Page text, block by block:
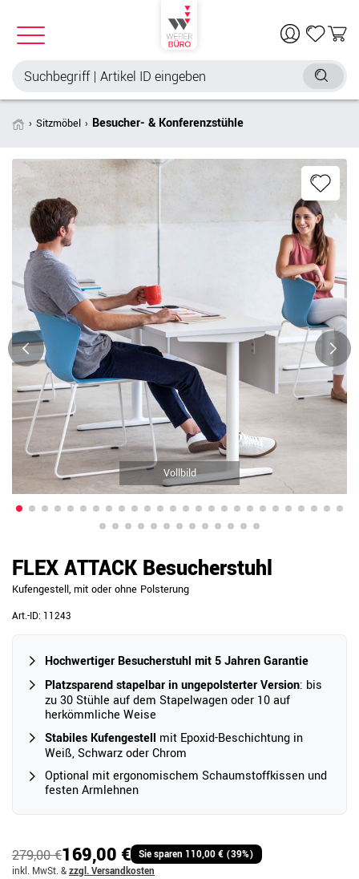
Sitzmöbel Besucher- & Konferenzstühle
Vollbild
FLEX ATTACK Besucherstuhl
Kufengestell, mit oder ohne Polsterung
Art.-ID: 11243
Hochwertiger Besucherstuhl mit 5 Jahren Garantie
Platzsparend stapelbar in ungepolsterter Version: bis
zu 30 Stühle auf dem Stapelwagen oder 10 auf
herkömmliche Weise
Stabiles Kufengestell mit Epoxid-Beschichtung in
Weiß, Schwarz oder Chrom
Optional mit ergonomischem Schaumstoffkissen und
festen Armlehnen
279,00 €169,00 € Sie sparen 110,00 € (39%)
inkl. MwSt. &zzgl. Versandkosten